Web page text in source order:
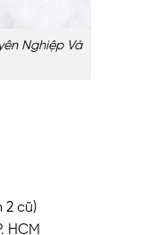
Nghiệp Và
2 cũ)
HCM